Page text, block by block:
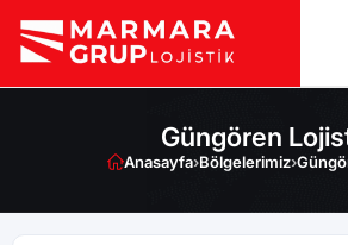
Güngören
Anasayfa›Bölgelerimiz›